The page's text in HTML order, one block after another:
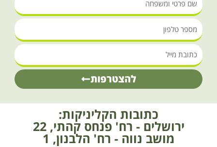
פרטי
ומשפחה
מספר
טלפון
כתובת
מייל
להצטרפות
כתובות הקליניקות:
ירושלים - רח' פנחס קהתי, 22
מושב נווה - רח' הלבנון, 1